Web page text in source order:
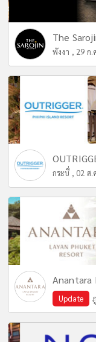
The
พังงา , 29 ก.
กระบี่ , 02 ส.
Anantara
Update